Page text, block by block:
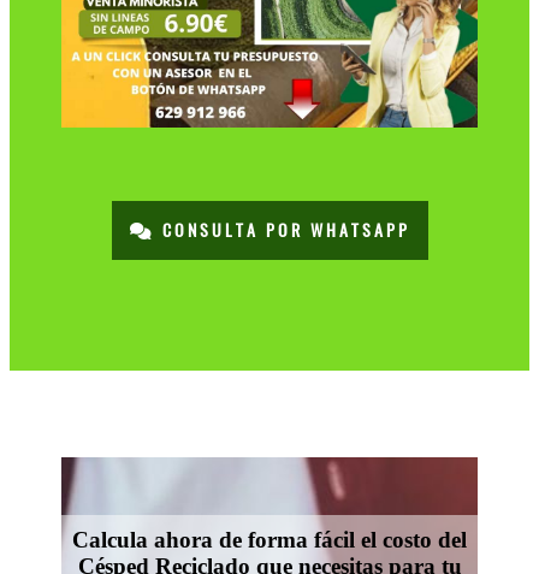
CONSULTA POR WHATSAPP
Calcula ahora de forma fácil el costo del
Césped Reciclado que necesitas para tu